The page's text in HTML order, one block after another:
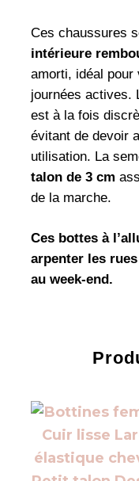
Ces chaussures
intérieure
amorti, idéal pour
journées actives.
est à la fois
évitant de devoir
utilisation. La
talon de 3 cm
de la marche.
Ces bottes à
arpenter les
au week-end.